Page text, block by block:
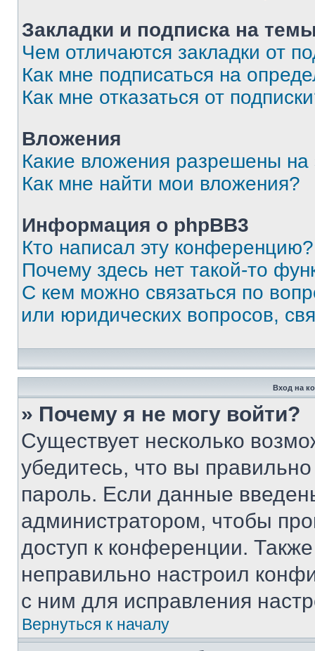
Закладки и подписка на
Чем отличаются закладки от
Как мне подписаться на
Как мне отказаться от
Вложения
Какие вложения разрешены
Как мне найти мои вложения?
Информация о phpBB3
Кто написал эту конференцию?
Почему здесь нет такой-то
С кем можно связаться по
или юридических вопросов,
Вход на
» Почему я не могу войти?
Существует несколько
убедитесь, что вы
пароль. Если данные
администратором, чтобы
доступ к конференции.
неправильно настроил
с ним для исправления
Вернуться к началу